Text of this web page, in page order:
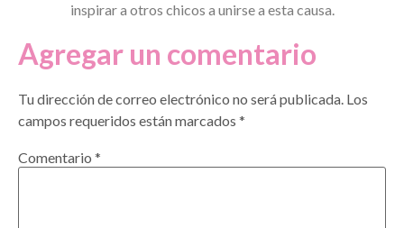
inspirar a otros chicos a unirse a esta causa.
Agregar un comentario
Tu dirección de correo electrónico no será publicada. Los
campos requeridos están marcados *
Comentario *